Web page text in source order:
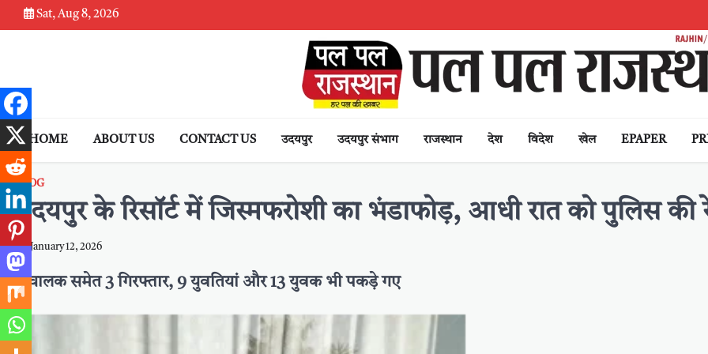
Skip
to
Sat, Aug 8, 2026
HOME ABOUT US CONTACT US उदयपुर उदयपुर संभाग राजस्थान देश विदेश खेल EPAPER
BLOG
उदयपुर के रिसॉर्ट में जिस्मफरोशी का भंडाफोड़, आधी रात को पुलिस की
January 12, 2026
संचालक समेत 3 गिरफ्तार, 9 युवतियां और 13 युवक भी पकड़े गए